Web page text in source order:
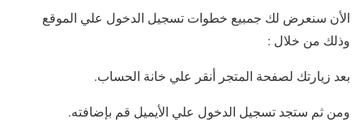
الأن سنعرض لك جمبيع خطوات تسجيل الدخول علي الموقع
وذلك من خلال :
بعد زيارتك لصفحة المتجر أنقر علي خانة الحساب.
ومن ثم ستجد تسجيل الدخول علي الأيميل قم بإضافته.